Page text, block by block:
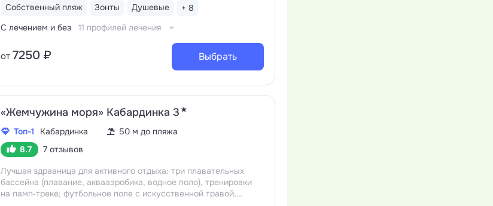
Собственный пляж
Зонты Душевые
+ 8
С лечением и без
11 профилей лечения
от 7250 ₽ Выбрать
«Жемчужина моря» Кабардинка 3★
Топ-1 Кабардинка
50 м до пляжа
8.7
7 отзывов
Лучшая здравница для активного отдыха: три плавательных
бассейна (плавание, аквааэробика, водное поло), тренировки
на памп‑треке; футбольное поле с искусственной травой,